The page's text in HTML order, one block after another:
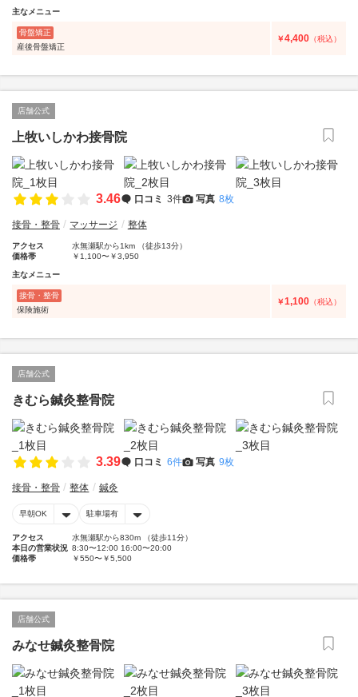
主なメニュー
骨盤矯正
産後骨盤矯正
￥4,400 （税込）
店舗公式
上牧いしかわ接骨院
3.46 口コミ 3件 写真 8枚
接骨・整骨 マッサージ 整体
アクセス
水無瀬駅から1km （徒歩13分）
価格帯
￥1,100〜￥3,950
主なメニュー
接骨・整骨
保険施術
￥1,100 （税込）
店舗公式
きむら鍼灸整骨院
3.39 口コミ 6件 写真 9枚
接骨・整骨 整体 鍼灸
早朝OK 駐車場有
アクセス
水無瀬駅から830m （徒歩11分）
本日の営業状況 8:30〜12:00 16:00〜20:00
価格帯
￥550〜￥5,500
店舗公式
みなせ鍼灸整骨院